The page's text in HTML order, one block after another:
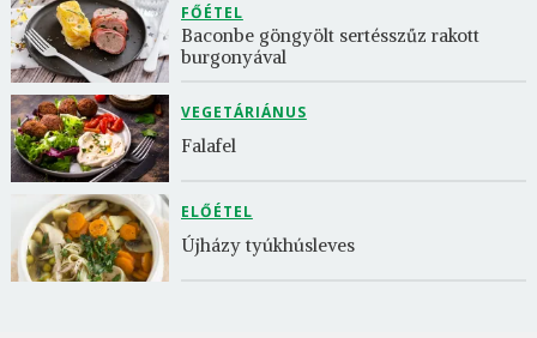
FŐÉTEL
Baconbe göngyölt sertésszűz rakott
burgonyával
VEGETÁRIÁNUS
Falafel
ELŐÉTEL
Újházy tyúkhúsleves